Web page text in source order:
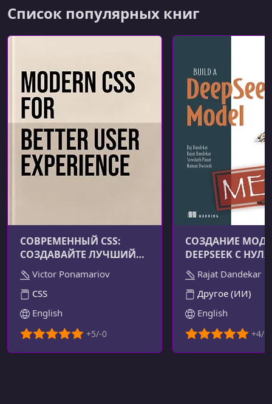
Список популярных книг
СОВРЕМЕННЫЙ CSS:
СОЗДАВАЙТЕ ЛУЧШИЙ
ПОЛЬЗОВАТЕЛЬСКИЙ
ОПЫТ
Victor Ponamariov
CSS
English
СОЗДАНИЕ
DEEPSEEK С НУЛЯ
Rajat Dandekar
Другое (ИИ)
English